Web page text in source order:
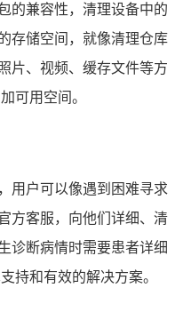
的兼容性，清理设备中的
存储空间，就像清理仓库
片、视频、缓存文件等方
可用空间。
用户可以像遇到困难寻求
方客服，向他们详细、清
诊断病情时需要患者详细
持和有效的解决方案。